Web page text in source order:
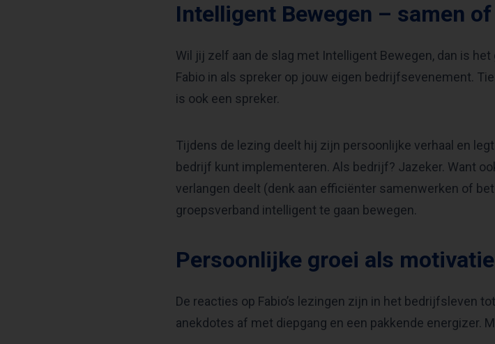
Intelligent Bewegen – samen
Wil jij zelf aan de slag met Intelligent Bewegen, dan is
Fabio in als spreker op jouw eigen bedrijfsevenement.
is ook een spreker.
Tijdens de lezing deelt hij zijn persoonlijke verhaal en
bedrijf kunt implementeren. Als bedrijf? Jazeker. Want
verlangen deelt (denk aan efficiënter samenwerken of
groepsverband intelligent te gaan bewegen.
Persoonlijke groei als motivatie
De reacties op Fabio’s lezingen zijn in het bedrijfsleven
anekdotes af met diepgang en een pakkende energizer.